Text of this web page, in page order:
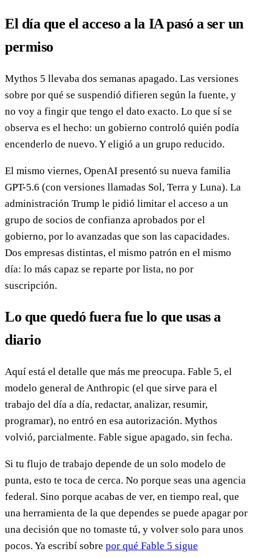
El día que el acceso a la IA pasó a ser un
permiso
Mythos 5 llevaba dos semanas apagado. Las versiones
sobre por qué se suspendió difieren según la fuente, y
no voy a fingir que tengo el dato exacto. Lo que sí se
observa es el hecho: un gobierno controló quién podía
encenderlo de nuevo. Y eligió a un grupo reducido.
El mismo viernes, OpenAI presentó su nueva familia
GPT-5.6 (con versiones llamadas Sol, Terra y Luna). La
administración Trump le pidió limitar el acceso a un
grupo de socios de confianza aprobados por el
gobierno, por lo avanzadas que son las capacidades.
Dos empresas distintas, el mismo patrón en el mismo
día: lo más capaz se reparte por lista, no por
suscripción.
Lo que quedó fuera fue lo que usas a
diario
Aquí está el detalle que más me preocupa. Fable 5, el
modelo general de Anthropic (el que sirve para el
trabajo del día a día, redactar, analizar, resumir,
programar), no entró en esa autorización. Mythos
volvió, parcialmente. Fable sigue apagado, sin fecha.
Si tu flujo de trabajo depende de un solo modelo de
punta, esto te toca de cerca. No porque seas una agencia
federal. Sino porque acabas de ver, en tiempo real, que
una herramienta de la que dependes se puede apagar por
una decisión que no tomaste tú, y volver solo para unos
pocos. Ya escribí sobre por qué Fable 5 sigue